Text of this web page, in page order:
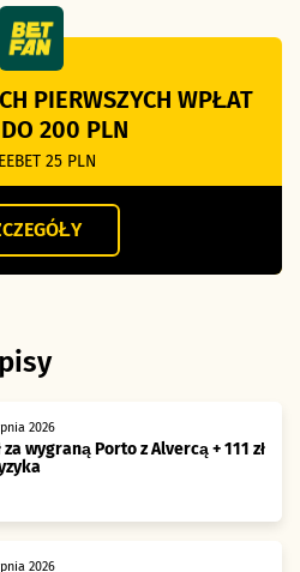
PIERWSZYCH WPŁAT
200 PLN
25 PLN
2026
za wygraną Porto z Alvercą + 111 zł
2026